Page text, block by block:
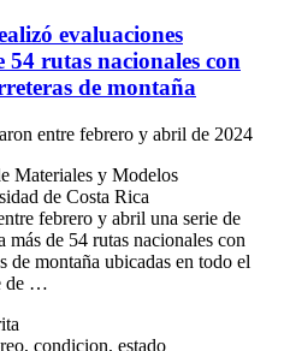
evaluaciones
54 rutas nacionales con
de montaña
entre febrero y abril de 2024
Materiales y Modelos
de Costa Rica
febrero y abril una serie de
más de 54 rutas nacionales con
de montaña ubicadas en todo el
de …
condicion, estado